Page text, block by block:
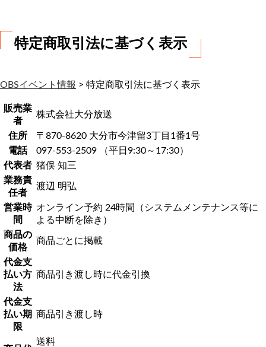
特定商取引法に基づく表示
OBSイベント情報 > 特定商取引法に基づく表示
販売業
者
株式会社大分放送
住所
〒870-8620 大分市今津留3丁目1番1号
電話
097-553-2509 （平日9:30～17:30）
代表者 猪俣 知三
業務責
任者
渡辺 明弘
営業時
間
オンライン予約 24時間（システムメンテナンス等に
よる中断を除き）
商品の
価格
商品ごとに掲載
代金支
払い方
法
商品引き渡し時に代金引換
代金支
払い期
限
商品引き渡し時
送料